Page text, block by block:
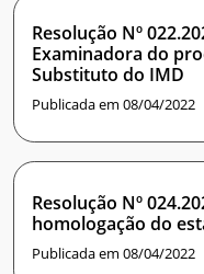
Resolução Nº
Examinadora do
Substituto do IMD
Publicada em 08/04/2022
Resolução Nº
Publicada em 08/04/2022